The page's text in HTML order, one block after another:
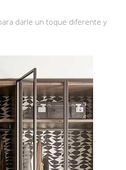
darle un toque diferente y